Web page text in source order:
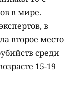
в мире.
в
второе место
среди
15-19